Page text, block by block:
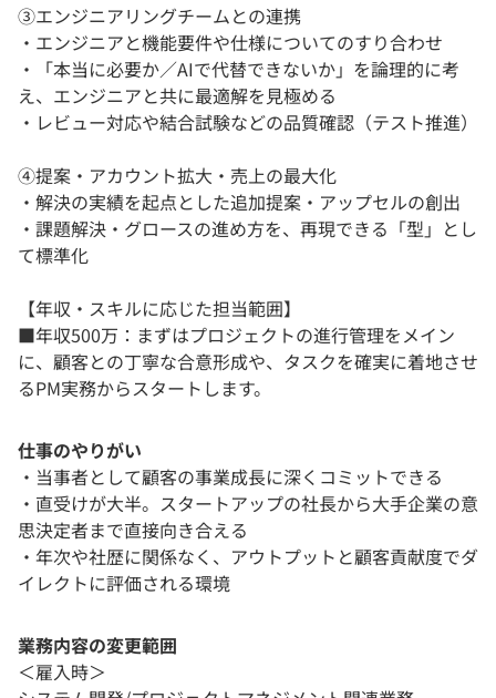
③エンジニアリングチームとの連携
・エンジニアと機能要件や仕様についてのすり合わせ
・「本当に必要か／AIで代替できないか」を論理的に考
え、エンジニアと共に最適解を見極める
・レビュー対応や結合試験などの品質確認（テスト推進）
④提案・アカウント拡大・売上の最大化
・解決の実績を起点とした追加提案・アップセルの創出
・課題解決・グロースの進め方を、再現できる「型」とし
て標準化
【年収・スキルに応じた担当範囲】
■年収500万：まずはプロジェクトの進行管理をメイン
に、顧客との丁寧な合意形成や、タスクを確実に着地させ
るPM実務からスタートします。
仕事のやりがい
・当事者として顧客の事業成長に深くコミットできる
・直受けが大半。スタートアップの社長から大手企業の意
思決定者まで直接向き合える
・年次や社歴に関係なく、アウトプットと顧客貢献度でダ
イレクトに評価される環境
業務内容の変更範囲
＜雇入時＞